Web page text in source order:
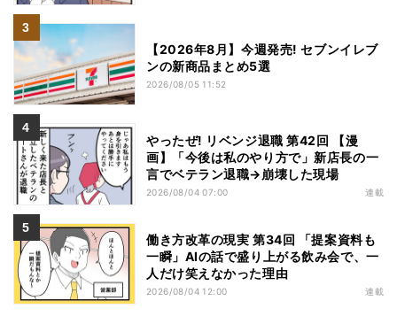
【2026年8月】今週発売! セブンイレブ
ンの新商品まとめ5選
2026/08/05 11:52
やったぜ! リベンジ退職 第42回 【漫
画】「今後は私のやり方で」新店長の一
言でベテラン退職→崩壊した現場
2026/08/04 07:00 連載
働き方改革の現実 第34回 「提案資料も
一瞬」AIの話で盛り上がる飲み会で、一
人だけ笑えなかった理由
2026/08/04 12:00 連載